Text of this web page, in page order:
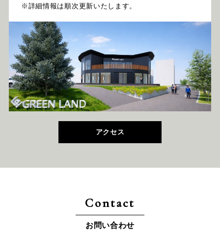
※詳細情報は順次更新いたします。
アクセス
Contact
お問い合わせ